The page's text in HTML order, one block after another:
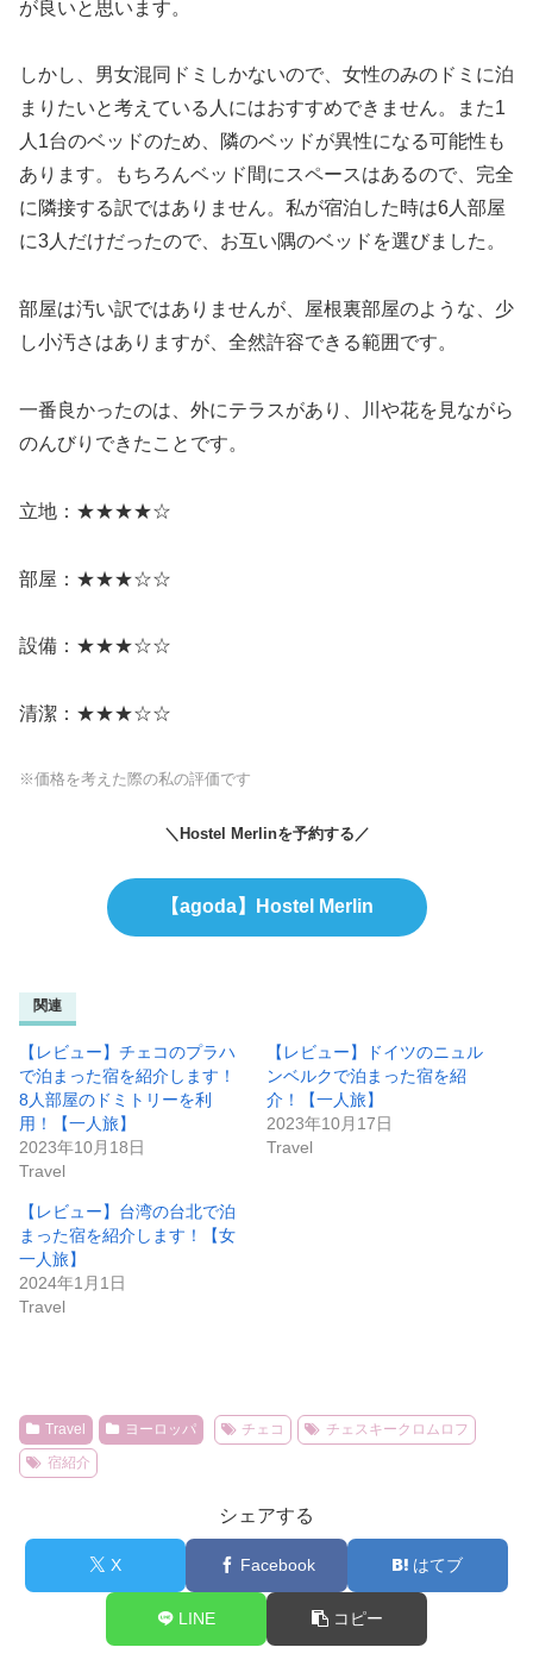
が良いと思います。
しかし、男女混同ドミしかないので、女性のみのドミに泊
まりたいと考えている人にはおすすめできません。また1
人1台のベッドのため、隣のベッドが異性になる可能性も
あります。もちろんベッド間にスペースはあるので、完全
に隣接する訳ではありません。私が宿泊した時は6人部屋
に3人だけだったので、お互い隅のベッドを選びました。
部屋は汚い訳ではありませんが、屋根裏部屋のような、少
し小汚さはありますが、全然許容できる範囲です。
一番良かったのは、外にテラスがあり、川や花を見ながら
のんびりできたことです。
立地：★★★★☆
部屋：★★★☆☆
設備：★★★☆☆
清潔：★★★☆☆
※価格を考えた際の私の評価です
＼Hostel Merlinを予約する／
【agoda】Hostel Merlin
関連
【レビュー】チェコのプラハ
で泊まった宿を紹介します！
8人部屋のドミトリーを利
用！【一人旅】
2023年10月18日
Travel
【レビュー】ドイツのニュル
ンベルクで泊まった宿を紹
介！【一人旅】
2023年10月17日
Travel
【レビュー】台湾の台北で泊
まった宿を紹介します！【女
一人旅】
2024年1月1日
Travel
Travel ヨーロッパ チェコ
チェスキークロムロフ
宿紹介
シェアする
X Facebook はてブ
LINE コピー